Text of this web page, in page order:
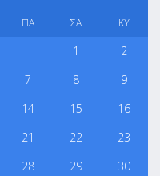
ΠΑ ΣΑ ΚΥ
1
2
7 8
9
14 15
16
21 22
23
28 29
30